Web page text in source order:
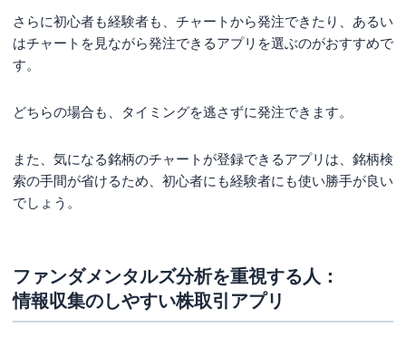
さらに初心者も経験者も、チャートから発注できたり、あるい
はチャートを見ながら発注できるアプリを選ぶのがおすすめで
す。
どちらの場合も、タイミングを逃さずに発注できます。
また、気になる銘柄のチャートが登録できるアプリは、銘柄検
索の手間が省けるため、初心者にも経験者にも使い勝手が良い
でしょう。
ファンダメンタルズ分析を重視する人：
情報収集のしやすい株取引アプリ